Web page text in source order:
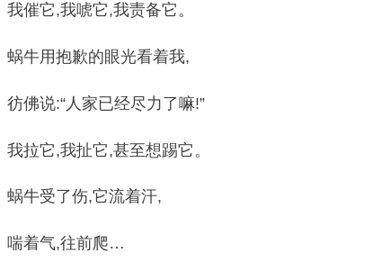
我催它,我唬它,我责备它。
蜗牛用抱歉的眼光看着我,
彷佛说:“人家已经尽力了嘛!”
我拉它,我扯它,甚至想踢它。
蜗牛受了伤,它流着汗,
喘着气,往前爬…